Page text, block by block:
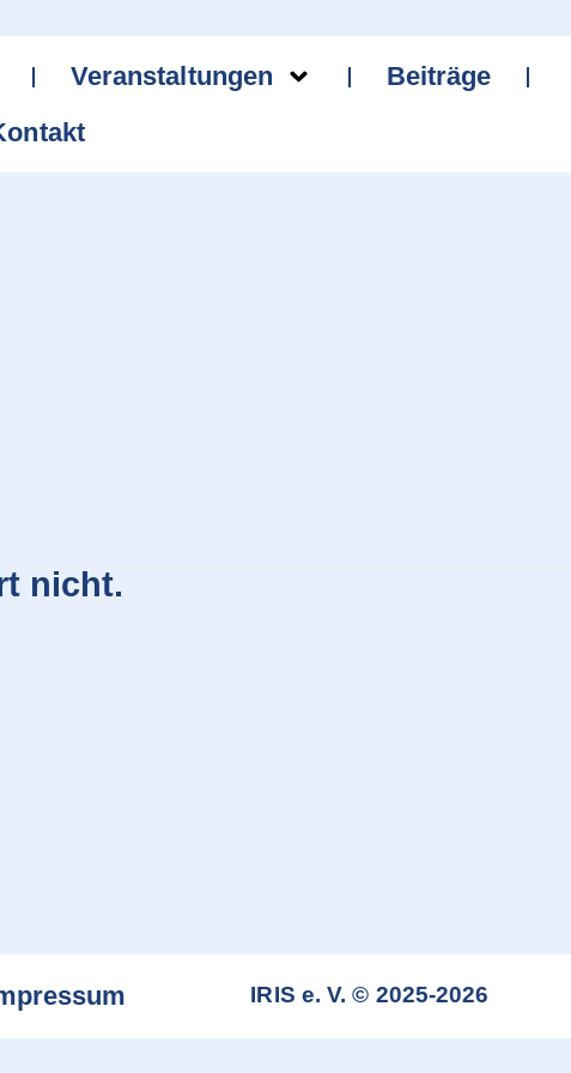
Veranstaltungen
Beiträge
nicht.
IRIS e. V. © 2025-2026